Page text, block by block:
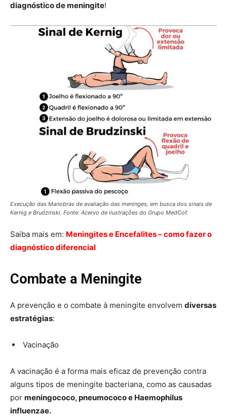
diagnóstico de meningite!
Execução das Manobras de avaliação das meninges, em busca dos sinais de
Kernig e Brudzinski. Fonte: Acervo de ilustrações do Grupo MedCof.
Saiba mais em: Meningites e Encefalites – como fazer o
diagnóstico diferencial
Combate a Meningite
A prevenção e o combate à meningite envolvem diversas
estratégias:
Vacinação
A vacinação é a forma mais eficaz de prevenção contra
alguns tipos de meningite bacteriana, como as causadas
por meningococo, pneumococo e Haemophilus
influenzae.